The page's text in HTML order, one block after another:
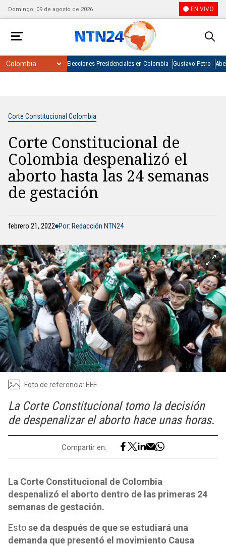
Domingo, 09 de agosto de 2026 EN VIVO
Elecciones Presidenciales en Colombia Gustavo Petro
Corte Constitucional Colombia
Corte Constitucional de
Colombia despenalizó el
aborto hasta las 24 semanas
de gestación
febrero 21, 2022 Por: Redacción NTN24
Foto de referencia: EFE.
La Corte Constitucional tomo la decisión
de despenalizar el aborto hace unas horas.
Compartir en:
La Corte Constitucional de Colombia
despenalizó el aborto dentro de las primeras 24
semanas de gestación.
Estose da después de que se estudiará una
demanda que presentó el movimiento Causa